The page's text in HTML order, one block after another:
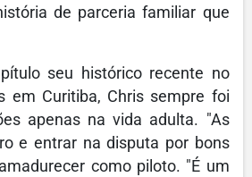
de parceria familiar que
seu histórico recente no
em Curitiba, Chris sempre foi
apenas na vida adulta. "As
e entrar na disputa por bons
como piloto. "É um